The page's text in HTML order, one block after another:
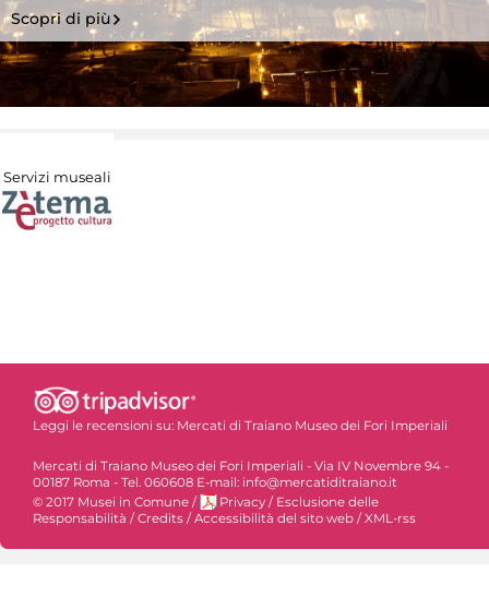
Scopri di più
Servizi museali
Leggi le recensioni su: Mercati di Traiano Museo dei Fori Imperiali
Mercati di Traiano Museo dei Fori Imperiali - Via IV Novembre 94 -
00187 Roma - Tel. 060608 E-mail: info@mercatiditraiano.it
© 2017 Musei in Comune / Privacy / Esclusione delle
Responsabilità /Credits /Accessibilità del sito web /XML-rss